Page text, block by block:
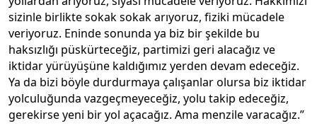
sizinle birlikte sokak sokak arıyoruz, fiziki mücadele
veriyoruz. Eninde sonunda ya biz bir şekilde bu
haksızlığı püskürteceğiz, partimizi geri alacağız ve
iktidar yürüyüşüne kaldığımız yerden devam edeceğiz.
Ya da bizi böyle durdurmaya çalışanlar olursa biz iktidar
yolculuğunda vazgeçmeyeceğiz, yolu takip edeceğiz,
gerekirse yeni bir yol açacağız. Ama menzile varacağız.”